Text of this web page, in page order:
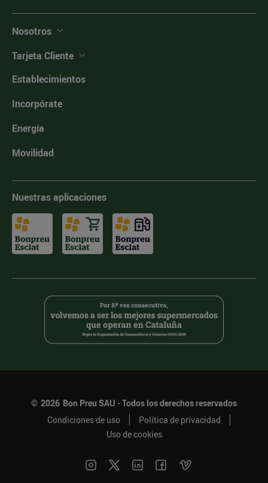
Nosotros
Tarjeta Cliente
Establecimientos
Incorpórate
Energía
Movilidad
Nuestras aplicaciones
© 2026 Bon Preu SAU - Todos los derechos reservados
Condiciones de uso
Política de privacidad
Uso de cookies